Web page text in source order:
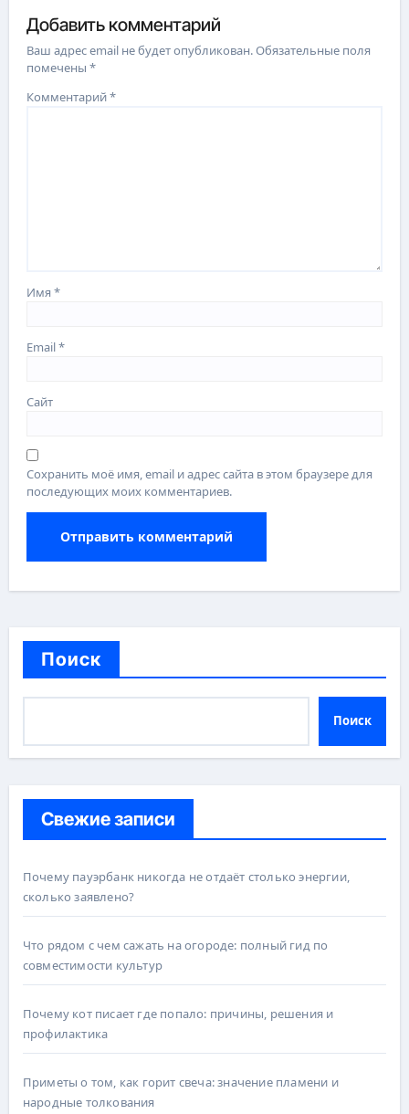
Добавить комментарий
Ваш адрес email не будет опубликован.Обязательные поля
помечены*
Комментарий*
Имя*
Email*
Сайт
Сохранить моё имя, email и адрес сайта в этом браузере для
последующих моих комментариев.
Поиск
Поиск
Свежие записи
Почему пауэрбанк никогда не отдаёт столько энергии,
сколько заявлено?
Что рядом с чем сажать на огороде: полный гид по
совместимости культур
Почему кот писает где попало: причины, решения и
профилактика
Приметы о том, как горит свеча: значение пламени и
народные толкования